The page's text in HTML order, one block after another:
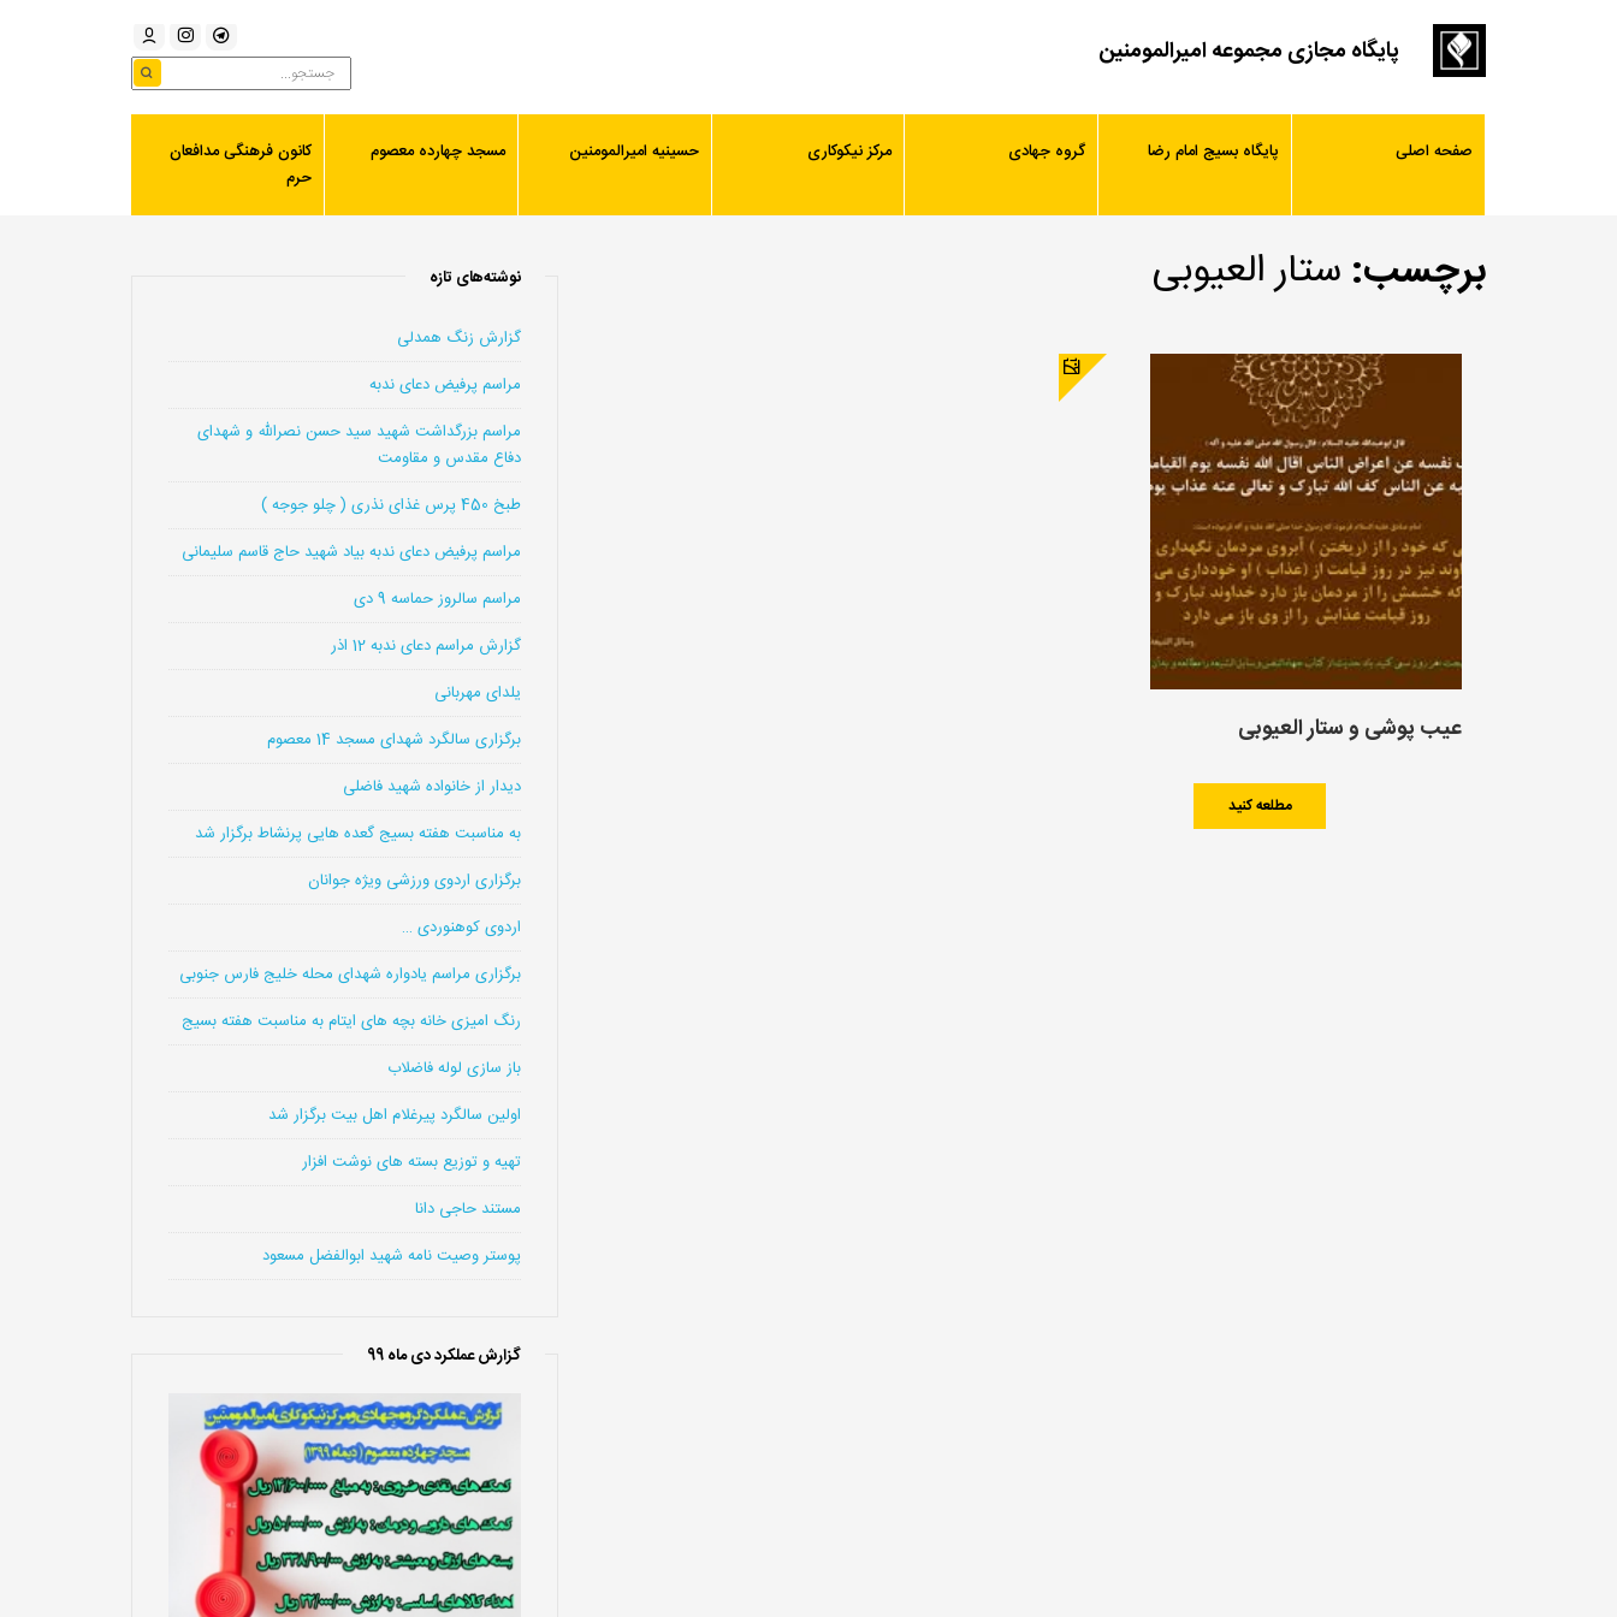
پایگاه مجازی مجموعه امیرالمومنین
صفحه اصلی پایگاه بسیج امام رضا گروه جهادی مرکز نیکوکاری حسینیه امیرالمومنین مسجد چهارده معصوم
کانون فرهنگی مدافعان
حرم
برچسب: ستار العیوبی
عیب پوشی و ستار العیوبی
مطلعه کنید
نوشته‌های تازه
گزارش زنگ همدلی
مراسم پرفیض دعای ندبه
مراسم بزرگداشت شهید سید حسن نصرالله و شهدای
دفاع مقدس و مقاومت
طبخ 450 پرس غذای نذری ( چلو جوجه )
مراسم پرفیض دعای ندبه بیاد شهید حاج قاسم سلیمانی
مراسم سالروز حماسه 9 دی
گزارش مراسم دعای ندبه 12 اذر
یلدای مهربانی
برگزاری سالگرد شهدای مسجد 14 معصوم
دیدار از خانواده شهید فاضلی
به مناسبت هفته بسیج گعده هایی پرنشاط برگزار شد
برگزاری اردوی ورزشی ویژه جوانان
اردوی کوهنوردی …
برگزاری مراسم یادواره شهدای محله خلیج فارس جنوبی
رنگ امیزی خانه بچه های ایتام به مناسبت هفته بسیج
باز سازی لوله فاضلاب
اولین سالگرد پیرغلام اهل بیت برگزار شد
تهیه و توزیع بسته های نوشت افزار
مستند حاجی دانا
پوستر وصیت نامه شهید ابوالفضل مسعود
گزارش عملکرد دی ماه 99